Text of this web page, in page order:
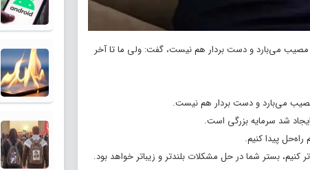
مصیب می‌بارد و دست بردار هم نیست، گفت: ولی ما تا آخر
می‌بارد و دست بردار هم نیست.
شد سرمایه بزرگی است.
پیدا کنیم.
کنیم، بستر شما در حل مشکلات بلندتر و زیباتر خواهد بود.